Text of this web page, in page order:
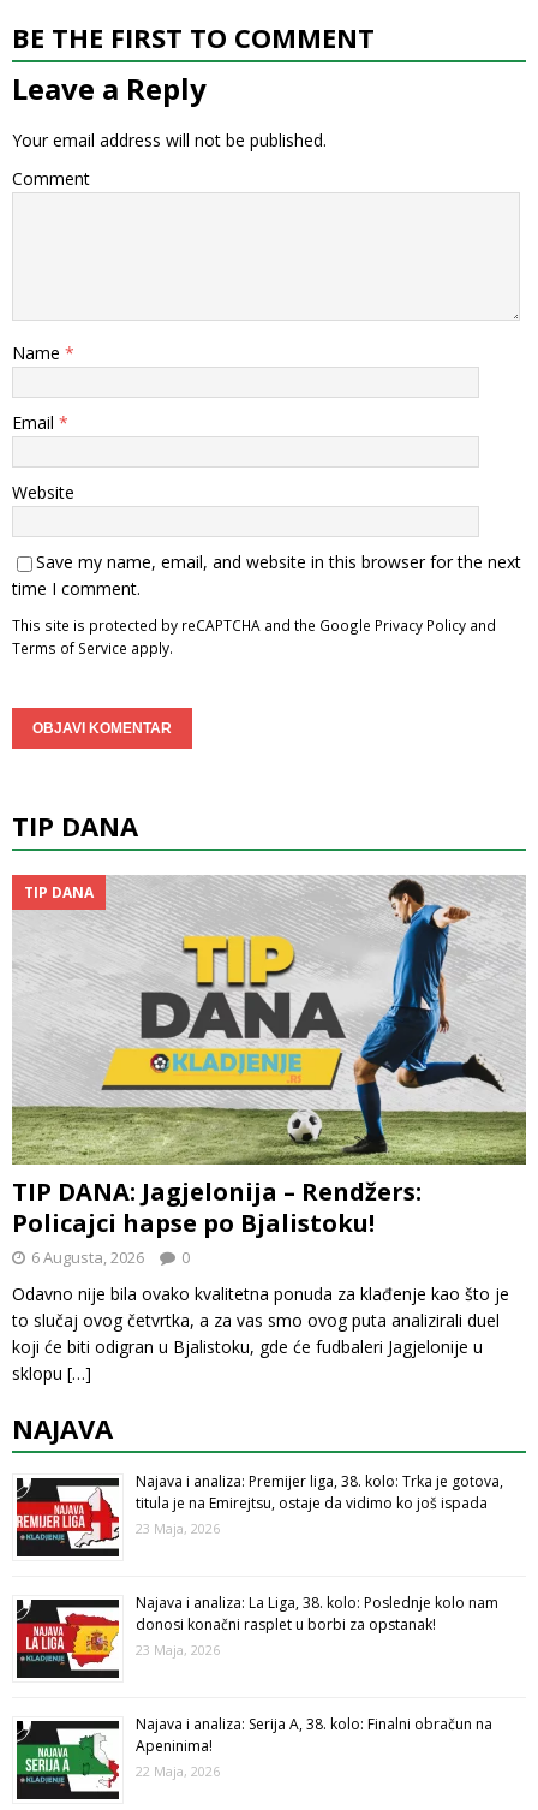
BE THE FIRST TO COMMENT
Leave a Reply
Your email address will not be published.
Comment
Name *
Email *
Website
Save my name, email, and website in this browser for the next
time I comment.
This site is protected by reCAPTCHA and the Google Privacy Policy and
Terms of Service apply.
TIP DANA
TIP DANA
TIP DANA: Jagjelonija – Rendžers:
Policajci hapse po Bjalistoku!
6 Augusta, 2026 0
Odavno nije bila ovako kvalitetna ponuda za klađenje kao što je
to slučaj ovog četvrtka, a za vas smo ovog puta analizirali duel
koji će biti odigran u Bjalistoku, gde će fudbaleri Jagjelonije u
sklopu […]
NAJAVA
Najava i analiza: Premijer liga, 38. kolo: Trka je gotova,
titula je na Emirejtsu, ostaje da vidimo ko još ispada
23 Maja, 2026
Najava i analiza: La Liga, 38. kolo: Poslednje kolo nam
donosi konačni rasplet u borbi za opstanak!
23 Maja, 2026
Najava i analiza: Serija A, 38. kolo: Finalni obračun na
Apeninima!
22 Maja, 2026